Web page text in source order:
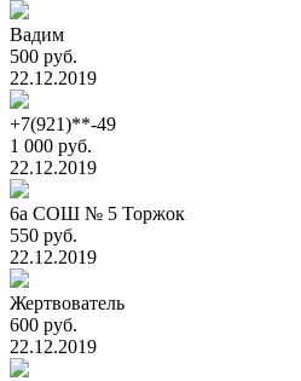
Вадим
500 руб.
22.12.2019
+7(921)**-49
1 000 руб.
22.12.2019
6а СОШ № 5 Торжок
550 руб.
22.12.2019
Жертвователь
600 руб.
22.12.2019